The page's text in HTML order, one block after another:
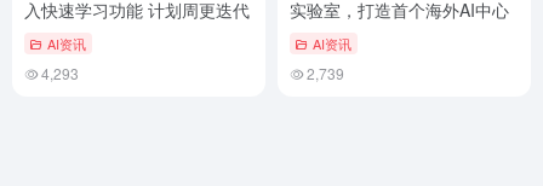
入快速学习功能 计划周更迭代
AI资讯
4,293
实验室，打造首个海外AI中心
AI资讯
2,739